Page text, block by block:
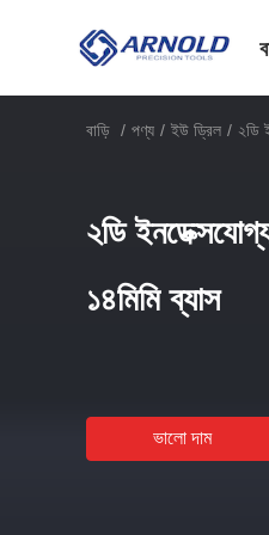
বাড়ি / পণ্য / ইউ ড্রিল / ২ডি
২ডি
১৪মিমি ব্যাস
ভালো দাম